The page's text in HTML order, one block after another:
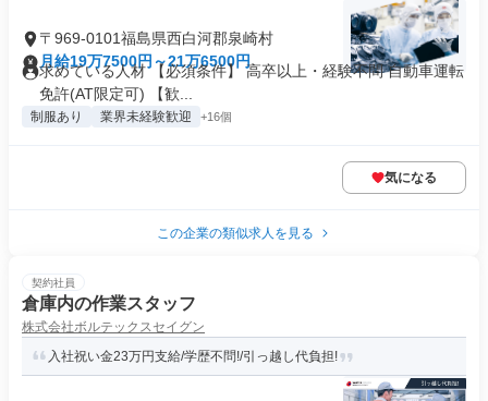
〒969-0101福島県西白河郡泉崎村
月給19万7500円～21万6500円
求めている人材 【必須条件】 ⾼卒以上・経験不問 ⾃動⾞運転
免許(AT限定可) 【歓...
制服あり 業界未経験歓迎 +16個
気になる
この企業の類似求人を見る
契約社員
倉庫内の作業スタッフ
株式会社ボルテックスセイグン
入社祝い金23万円支給/学歴不問!/引っ越し代負担!